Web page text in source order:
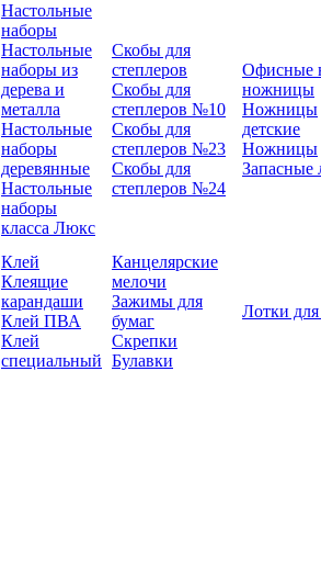
Настольные
наборы
Настольные
наборы из
дерева и
металла
Настольные
наборы
деревянные
Настольные
наборы
класса Люкс
Скобы для
степлеров
Скобы для
степлеров №10
Скобы для
степлеров №23
Скобы для
степлеров №24
Офисные
ножницы
Ножницы
детские
Ножницы
Запасные
Клей
Клеящие
карандаши
Клей ПВА
Клей
специальный
Канцелярские
мелочи
Зажимы для
бумаг
Скрепки
Булавки
Лотки